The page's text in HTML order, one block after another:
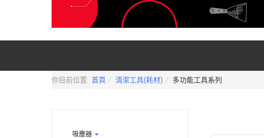
你目前位置: 首頁 清潔工具(耗材) 多功能工具系列
吸塵器